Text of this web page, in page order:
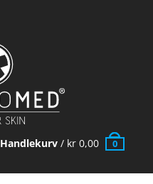
Handlekurv/ kr0,00 0